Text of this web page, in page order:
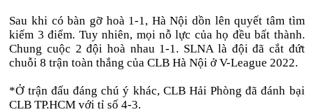
Sau khi có bàn gỡ hoà 1-1, Hà Nội dồn lên quyết tâm tìm
kiếm 3 điểm. Tuy nhiên, mọi nỗ lực của họ đều bất thành.
Chung cuộc 2 đội hoà nhau 1-1. SLNA là đội đã cắt đứt
chuỗi 8 trận toàn thắng của CLB Hà Nội ở V-League 2022.
*Ở trận đấu đáng chú ý khác, CLB Hải Phòng đã đánh bại
CLB TP.HCM với tỉ số 4-3.